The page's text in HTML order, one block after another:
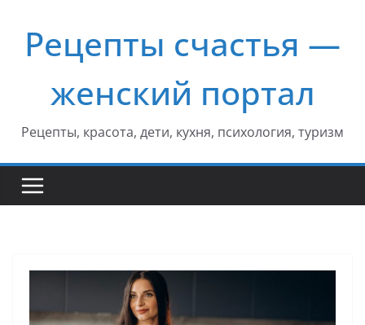
содержимому
Рецепты счастья —
женский портал
Рецепты, красота, дети, кухня, психология, туризм